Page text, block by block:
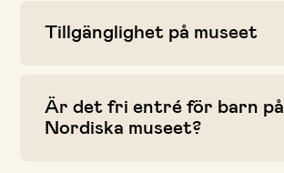
Tillgänglighet på museet
Är det fri entré för barn på
Nordiska museet?